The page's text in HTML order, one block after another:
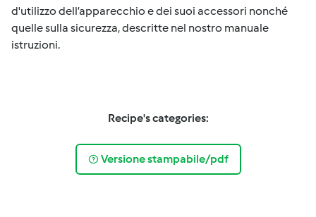
d'utilizzo dell’apparecchio e dei suoi accessori nonché
quelle sulla sicurezza, descritte nel nostro manuale
istruzioni.
Recipe's categories:
Versione stampabile/pdf